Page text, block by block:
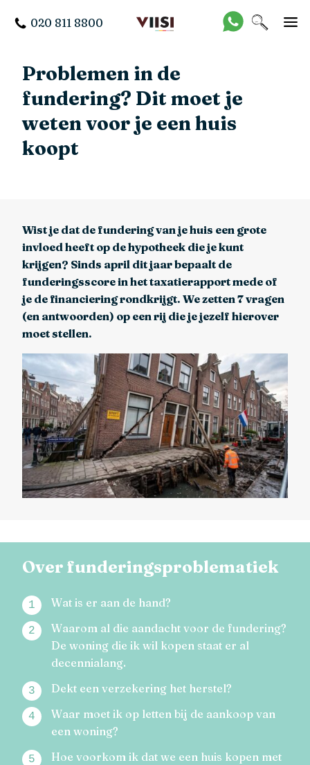
020 811 8800
Problemen in de
fundering? Dit moet je
weten voor je een huis
koopt
Wist je dat de fundering van je huis een grote
invloed heeft op de hypotheek die je kunt
krijgen? Sinds april dit jaar bepaalt de
funderingsscore in het taxatierapport mede of
je de financiering rondkrijgt. We zetten 7 vragen
(en antwoorden) op een rij die je jezelf hierover
moet stellen.
Over funderingsproblematiek
Wat is er aan de hand?
Waarom al die aandacht voor de fundering?
De woning die ik wil kopen staat er al
decennialang.
Dekt een verzekering het herstel?
Waar moet ik op letten bij de aankoop van
een woning?
Hoe voorkom ik dat we een huis kopen met